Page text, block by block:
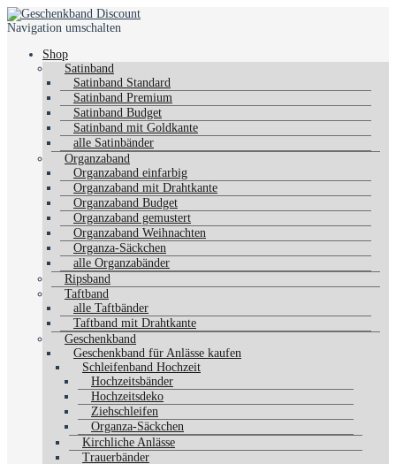
Navigation umschalten
Shop
Satinband
Satinband Standard
Satinband Premium
Satinband Budget
Satinband mit Goldkante
alle Satinbänder
Organzaband
Organzaband einfarbig
Organzaband mit Drahtkante
Organzaband Budget
Organzaband gemustert
Organzaband Weihnachten
Organza-Säckchen
alle Organzabänder
Ripsband
Taftband
alle Taftbänder
Taftband mit Drahtkante
Geschenkband
Geschenkband für Anlässe kaufen
Schleifenband Hochzeit
Hochzeitsbänder
Hochzeitsdeko
Ziehschleifen
Organza-Säckchen
Kirchliche Anlässe
Trauerbänder